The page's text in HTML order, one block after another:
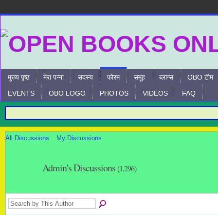
मुख्य पृष्ठ मेरा पन्ना सदस्य फोरम समूह ब्लाग्स OBO टीम
EVENTS OBO LOGO PHOTOS VIDEOS FAQ
All Discussions My Discussions
Admin's Discussions(1,296)